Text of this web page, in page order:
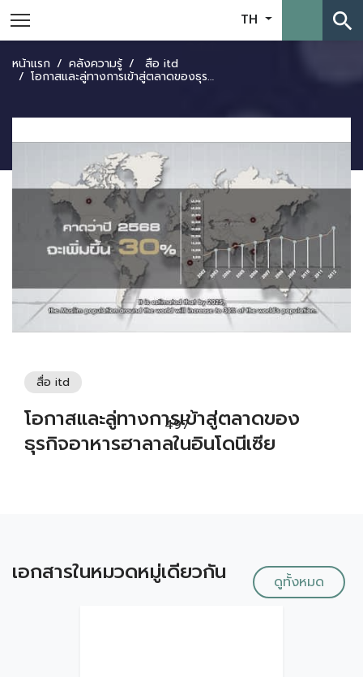
TH search
หน้าแรก คลังความรู้ สื่อ itd
โอกาสและลู่ทางการเข้าสู่ตลาดของธุรกิจอาหารฮาลาลในอินโดนีเซีย
สื่อ itd
497
โอกาสและลู่ทางการเข้าสู่ตลาดของ
ธุรกิจอาหารฮาลาลในอินโดนีเซีย
เอกสารในหมวดหมู่เดียวกัน ดูทั้งหมด